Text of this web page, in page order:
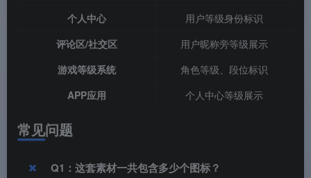
个人中心
用户等级身份标识
评论区/社交区
用户昵称旁等级展示
游戏等级系统
角色等级、段位标识
APP应用
个人中心等级展示
常见问题
Q1：这套素材一共包含多少个图标？